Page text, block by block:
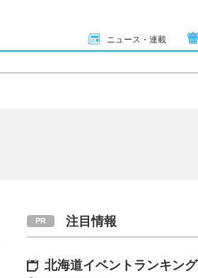
ニュース・連載
注目情報
北海道イベントランキング